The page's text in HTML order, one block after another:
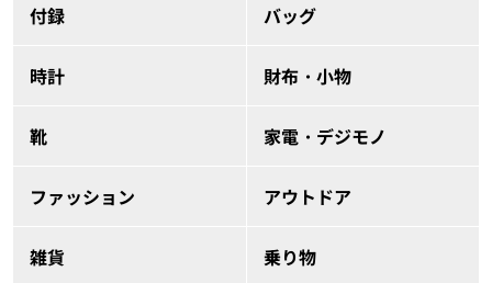
付録 バッグ
時計 財布・小物
靴 家電・デジモノ
ファッション アウトドア
雑貨 乗り物